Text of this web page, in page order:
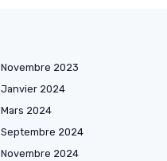
Novembre 2023
Janvier 2024
Mars 2024
Septembre 2024
Novembre 2024